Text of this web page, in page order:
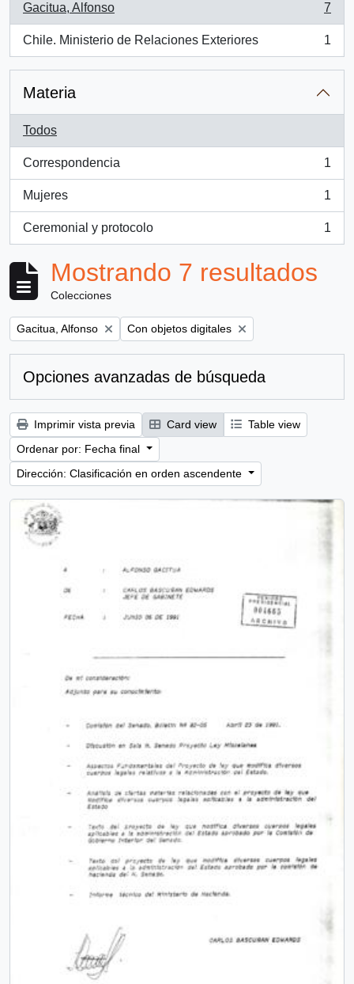
Gacitua, Alfonso
, 7 resultados
7
Chile. Ministerio de Relaciones Exteriores
, 1 resultados
1
Materia
Todos
Correspondencia
, 1 resultados
1
Mujeres
, 1 resultados
1
Ceremonial y protocolo
, 1 resultados
1
Mostrando 7 resultados
Colecciones
Remove filter:
Gacitua, Alfonso Remove filter:
Con objetos digitales
Opciones avanzadas de búsqueda
Imprimir vista previa Card view
Table view
Ordenar por: Fecha final
Dirección: Clasificación en orden ascendente